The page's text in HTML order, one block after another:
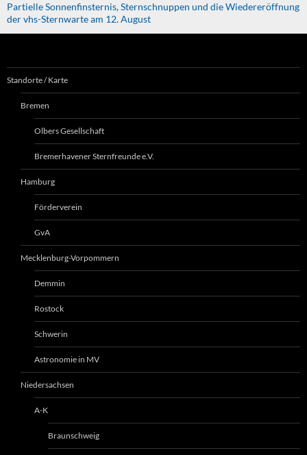
Partielle Sonnenfinsternis, Sternschnuppen und die Wiedereröffnung
der vhs-Sternwarte am 12. August
Standorte / Karte
Bremen
Olbers Gesellschaft
Bremerhavener Sternfreunde e.V.
Hamburg
Förderverein
GvA
Mecklenburg-Vorpommern
Demmin
Rostock
Schwerin
Astronomie in MV
Niedersachsen
A-K
Braunschweig